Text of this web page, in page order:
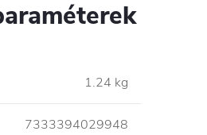
1.24 kg
7333394029948